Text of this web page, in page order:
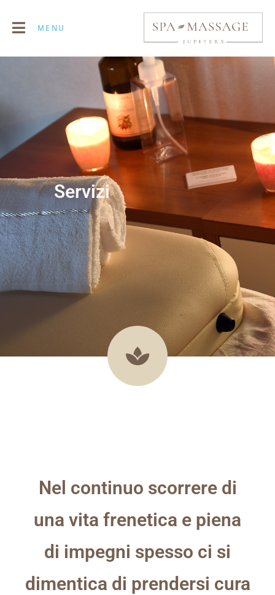
MENU
Servizi
Nel continuo scorrere di
una vita frenetica e piena
di impegni spesso ci si
dimentica di prendersi cura